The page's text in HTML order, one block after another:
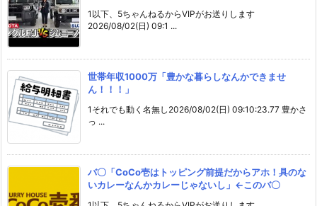
1以下、5ちゃんねるからVIPがお送りします
2026/08/02(日) 09:1 ...
世帯年収1000万「豊かな暮らしなんかできませ
ん！！！」
1それでも動く名無し2026/08/02(日) 09:10:23.77 豊かさ
っ ...
バ〇「CoCo壱はトッピング前提だからアホ！具のな
いカレーなんかカレーじゃないし」←このバ〇